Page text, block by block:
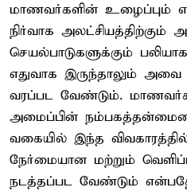
மாணவர்களின் உழைப்பும்
நிர்வாக அலட்சியத்திற்கும்
செயல்பாடுகளுக்கும்
எதுவாக இருந்தாலும்
வரப்பட வேண்டும்.
அமைப்பின்
வகையில் இந்த
நேர்மையான மற்றும்
நடத்தப்பட வேண்டும்